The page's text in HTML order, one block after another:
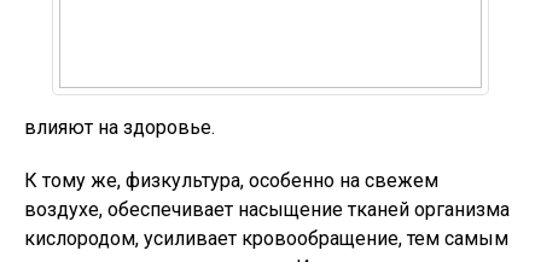
влияют на здоровье.
К тому же, физкультура, особенно на свежем
воздухе, обеспечивает насыщение тканей организма
кислородом, усиливает кровообращение, тем самым